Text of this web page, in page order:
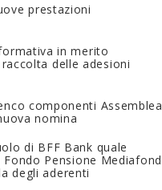
prestazioni
in merito
delle adesioni
componenti Assemblea
nomina
di BFF Bank quale
Pensione Mediafond
degli aderenti